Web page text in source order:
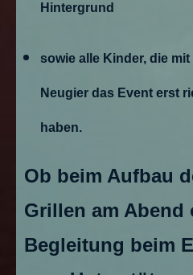
Hintergrund
sowie alle Kinder, die
Neugier das Event erst
haben.
Ob beim Aufbau
Grillen am Abend
Begleitung beim